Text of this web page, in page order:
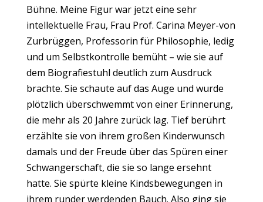
Bühne. Meine Figur war jetzt eine sehr
intellektuelle Frau, Frau Prof. Carina Meyer-von
Zurbrüggen, Professorin für Philosophie, ledig
und um Selbstkontrolle bemüht – wie sie auf
dem Biografiestuhl deutlich zum Ausdruck
brachte. Sie schaute auf das Auge und wurde
plötzlich überschwemmt von einer Erinnerung,
die mehr als 20 Jahre zurück lag. Tief berührt
erzählte sie von ihrem großen Kinderwunsch
damals und der Freude über das Spüren einer
Schwangerschaft, die sie so lange ersehnt
hatte. Sie spürte kleine Kindsbewegungen in
ihrem runder werdenden Bauch. Also ging sie